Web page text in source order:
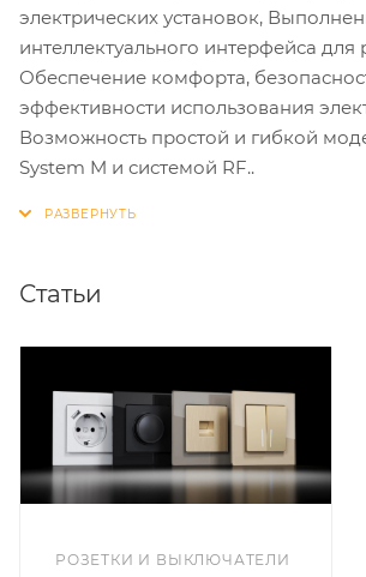
электрических установок,
интеллектуального интерфейса для
Обеспечение комфорта,
эффективности использования
Возможность простой и гибкой
System M и системой RF..
Статьи
РОЗЕТКИ И ВЫКЛЮЧАТЕЛИ